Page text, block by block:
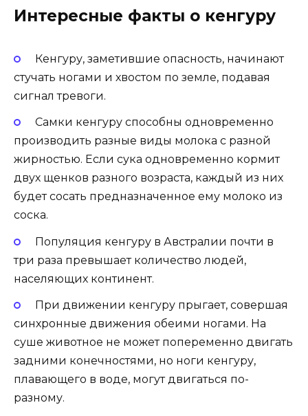
Интересные факты о кенгуру
Кенгуру, заметившие опасность, начинают
стучать ногами и хвостом по земле, подавая
сигнал тревоги.
Самки кенгуру способны одновременно
производить разные виды молока с разной
жирностью. Если сука одновременно кормит
двух щенков разного возраста, каждый из них
будет сосать предназначенное ему молоко из
соска.
Популяция кенгуру в Австралии почти в
три раза превышает количество людей,
населяющих континент.
При движении кенгуру прыгает, совершая
синхронные движения обеими ногами. На
суше животное не может попеременно двигать
задними конечностями, но ноги кенгуру,
плавающего в воде, могут двигаться по-
разному.